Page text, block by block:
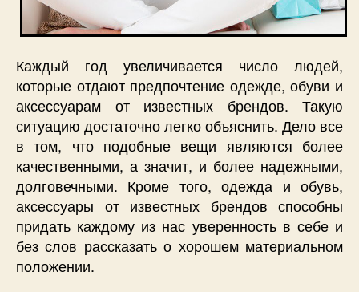
Каждый год увеличивается число людей,
которые отдают предпочтение одежде, обуви и
аксессуарам от известных брендов. Такую
ситуацию достаточно легко объяснить. Дело все
в том, что подобные вещи являются более
качественными, а значит, и более надежными,
долговечными. Кроме того, одежда и обувь,
аксессуары от известных брендов способны
придать каждому из нас уверенность в себе и
без слов рассказать о хорошем материальном
положении.